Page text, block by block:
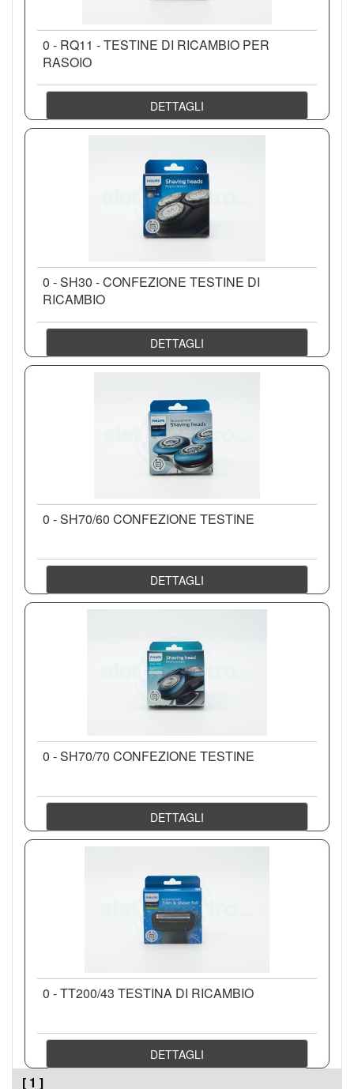
0 - RQ11 - TESTINE DI RICAMBIO PER
RASOIO
DETTAGLI
0 - SH30 - CONFEZIONE TESTINE DI
RICAMBIO
DETTAGLI
0 - SH70/60 CONFEZIONE TESTINE
DETTAGLI
0 - SH70/70 CONFEZIONE TESTINE
DETTAGLI
0 - TT200/43 TESTINA DI RICAMBIO
DETTAGLI
[ 1 ]